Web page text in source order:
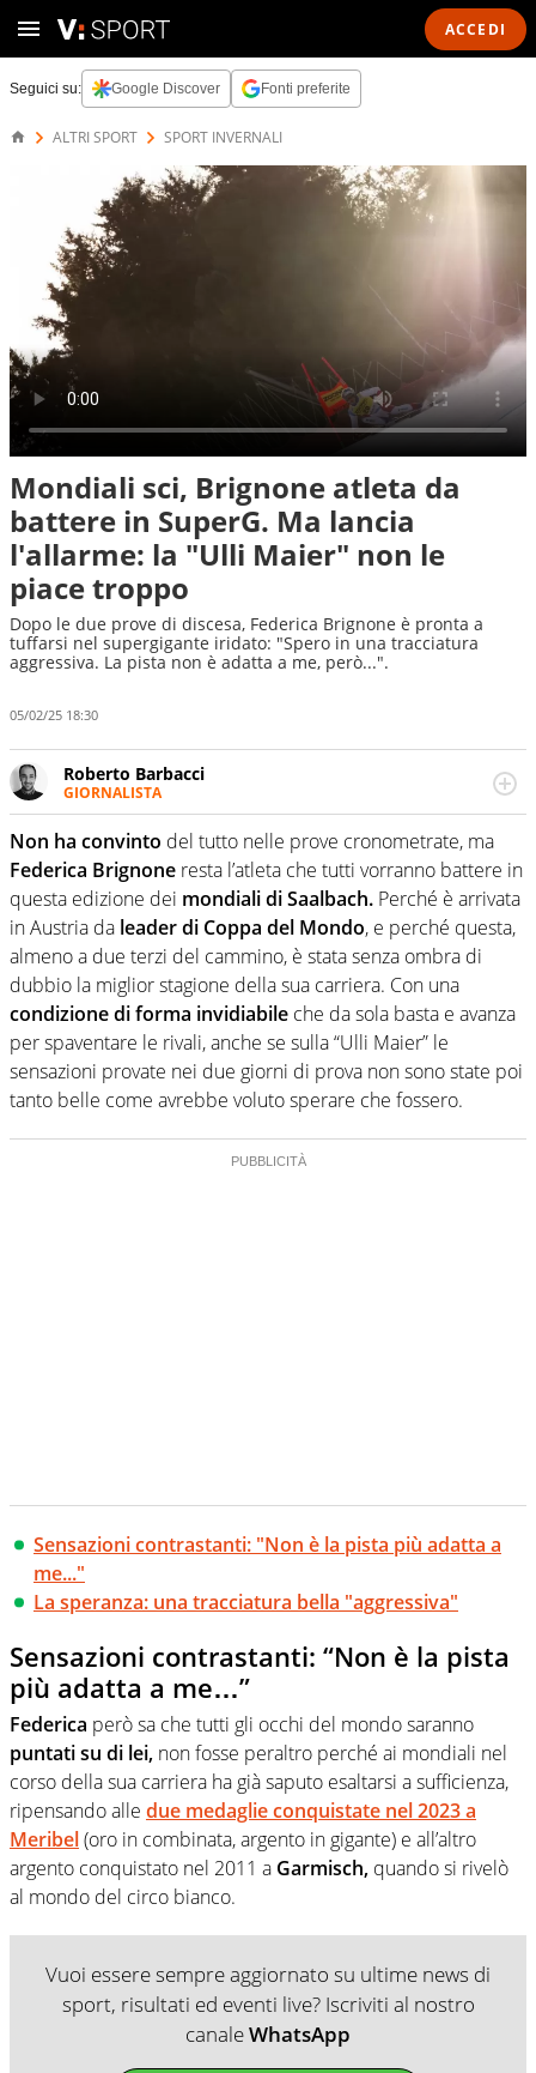
ACCEDI
Seguici su: Google Discover Fonti preferite
ALTRI SPORT SPORT INVERNALI
Mondiali sci, Brignone atleta da
battere in SuperG. Ma lancia
l'allarme: la "Ulli Maier" non le
piace troppo
Dopo le due prove di discesa, Federica Brignone è pronta a
tuffarsi nel supergigante iridato: "Spero in una tracciatura
aggressiva. La pista non è adatta a me, però...".
05/02/25 18:30
Roberto Barbacci
GIORNALISTA
Giornalista (pubblicista) sportivo a tutto campo, è il
tuttologo di Virgilio Sport. Provate a chiedergli di boxe, di
scherma, di volley o di curling: ve ne farà innamorare
Non ha convinto del tutto nelle prove cronometrate, ma
Federica Brignone resta l’atleta che tutti vorranno battere in
questa edizione dei mondiali di Saalbach. Perché è arrivata
in Austria da leader di Coppa del Mondo, e perché questa,
almeno a due terzi del cammino, è stata senza ombra di
dubbio la miglior stagione della sua carriera. Con una
condizione di forma invidiabile che da sola basta e avanza
per spaventare le rivali, anche se sulla “Ulli Maier” le
sensazioni provate nei due giorni di prova non sono state poi
tanto belle come avrebbe voluto sperare che fossero.
Sensazioni contrastanti: "Non è la pista più adatta a
me..."
La speranza: una tracciatura bella "aggressiva"
Sensazioni contrastanti: “Non è la pista
più adatta a me…”
Federica però sa che tutti gli occhi del mondo saranno
puntati su di lei, non fosse peraltro perché ai mondiali nel
corso della sua carriera ha già saputo esaltarsi a sufficienza,
ripensando alle due medaglie conquistate nel 2023 a
Meribel(oro in combinata, argento in gigante) e all’altro
argento conquistato nel 2011 a Garmisch, quando si rivelò
al mondo del circo bianco.
Vuoi essere sempre aggiornato su ultime news di
sport, risultati ed eventi live? Iscriviti al nostro
canaleWhatsApp